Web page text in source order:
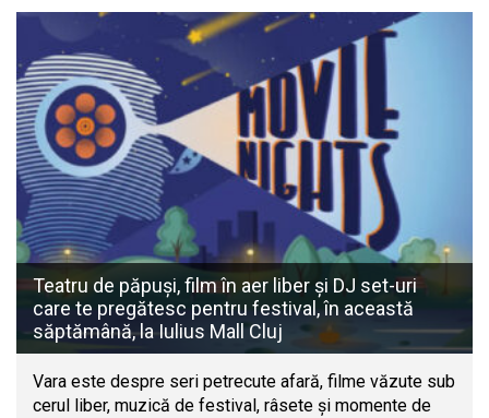
Teatru de păpuși, film în aer liber și DJ set-uri
care te pregătesc pentru festival, în această
săptămână, la Iulius Mall Cluj
Vara este despre seri petrecute afară, filme văzute sub
cerul liber, muzică de festival, râsete și momente de